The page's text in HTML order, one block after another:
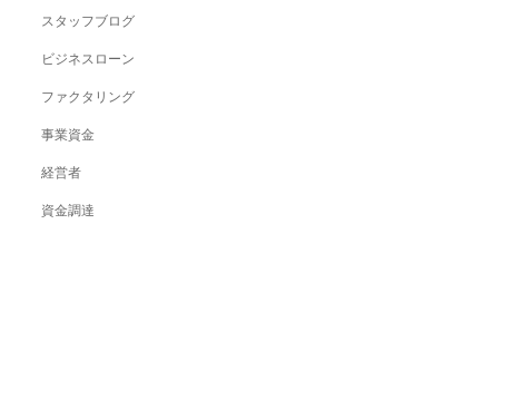
スタッフブログ
ビジネスローン
ファクタリング
事業資金
経営者
資金調達